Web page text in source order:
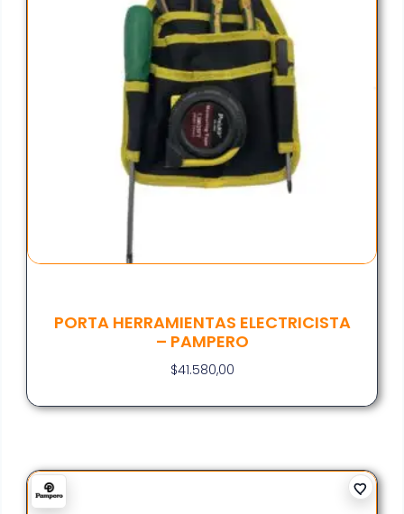
PORTA HERRAMIENTAS ELECTRICISTA
– PAMPERO
$41.580,00